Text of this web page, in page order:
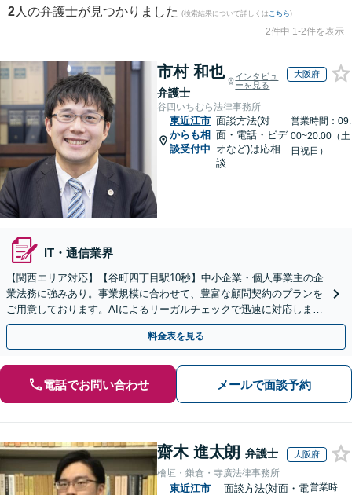
2 人の弁護士が見つかりました (検索結果について詳しくは こちら)
2件中 1-2件を表示
市村 和也
弁護士
インタビュ
ーを見る
大阪府
谷四いちむら法律事務所
東近江市
からも相
談受付中
面談方法(対
面・電話・ビデ
オなど)は応相
談
営業時間：09:
00~20:00（土
日祝日）
IT・通信業界
【関西エリア対応】【谷町四丁目駅10秒】中小企業・個人事業主の企
業法務に強みあり。事業規模に合わせて、豊富な顧問契約のプランを
ご用意しております。AIによるリーガルチェックで迅速に対応します
【夜間・休日の相談可能】【初回相談無料】
料金表を見る
電話でお問い合わせ メールで面談予約
齋木 進太朗 弁護士 大阪府
檜垣・鎌倉・寺廣法律事務所
東近江市
面談方法(対面・電営業時